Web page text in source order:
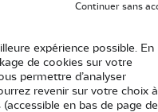
expérience possible. En
de cookies sur votre
permettre d’analyser
revenir sur votre choix à
en bas de page de
Continuer sans